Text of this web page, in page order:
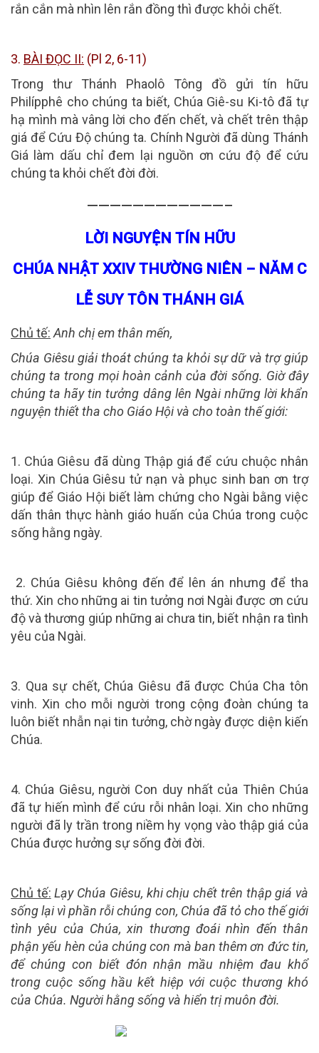
rắn cắn mà nhìn lên rắn đồng thì được khỏi chết.
3. BÀI ĐỌC II: (Pl 2, 6-11)
Trong thư Thánh Phaolô Tông đồ gửi tín hữu
Philípphê cho chúng ta biết, Chúa Giê-su Ki-tô đã tự
hạ mình mà vâng lời cho đến chết, và chết trên thập
giá để Cứu Độ chúng ta. Chính Người đã dùng Thánh
Giá làm dấu chỉ đem lại nguồn ơn cứu độ để cứu
chúng ta khỏi chết đời đời.
————————————–
LỜI NGUYỆN TÍN HỮU
CHÚA NHẬT XXIV THƯỜNG NIÊN – NĂM C
LỄ SUY TÔN THÁNH GIÁ
Chủ tế: Anh chị em thân mến,
Chúa Giêsu giải thoát chúng ta khỏi sự dữ và trợ giúp
chúng ta trong mọi hoàn cảnh của đời sống. Giờ đây
chúng ta hãy tin tưởng dâng lên Ngài những lời khẩn
nguyện thiết tha cho Giáo Hội và cho toàn thế giới:
1. Chúa Giêsu đã dùng Thập giá để cứu chuộc nhân
loại. Xin Chúa Giêsu tử nạn và phục sinh ban ơn trợ
giúp để Giáo Hội biết làm chứng cho Ngài bằng việc
dấn thân thực hành giáo huấn của Chúa trong cuộc
sống hằng ngày.
2. Chúa Giêsu không đến để lên án nhưng để tha
thứ. Xin cho những ai tin tưởng nơi Ngài được ơn cứu
độ và thương giúp những ai chưa tin, biết nhận ra tình
yêu của Ngài.
3. Qua sự chết, Chúa Giêsu đã được Chúa Cha tôn
vinh. Xin cho mỗi người trong cộng đoàn chúng ta
luôn biết nhẫn nại tin tưởng, chờ ngày được diện kiến
Chúa.
4. Chúa Giêsu, người Con duy nhất của Thiên Chúa
đã tự hiến mình để cứu rỗi nhân loại. Xin cho những
người đã ly trần trong niềm hy vọng vào thập giá của
Chúa được hưởng sự sống đời đời.
Chủ tế: Lạy Chúa Giêsu, khi chịu chết trên thập giá và
sống lại vì phần rỗi chúng con, Chúa đã tỏ cho thế giới
tình yêu của Chúa, xin thương đoái nhìn đến thân
phận yếu hèn của chúng con mà ban thêm ơn đức tin,
để chúng con biết đón nhận mầu nhiệm đau khổ
trong cuộc sống hầu kết hiệp với cuộc thương khó
của Chúa. Người hằng sống và hiển trị muôn đời.